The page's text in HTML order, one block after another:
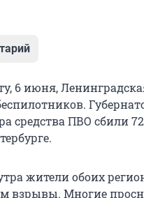
6 июня,
средства ПВО сбили
жители обоих
взрывы. Многие